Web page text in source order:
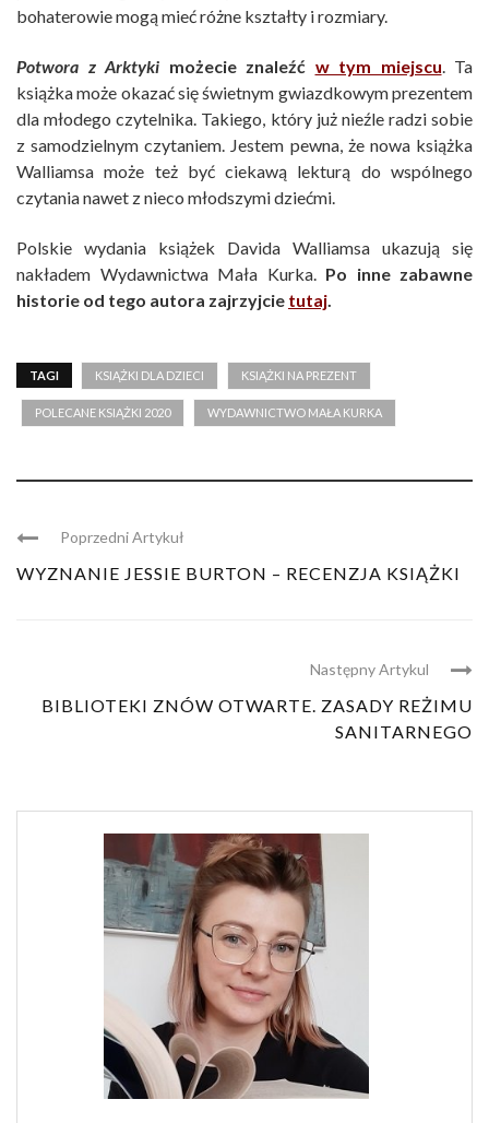
bohaterowie mogą mieć różne kształty i rozmiary.
Potwora z Arktyki możecie znaleźć w tym miejscu. Ta
książka może okazać się świetnym gwiazdkowym prezentem
dla młodego czytelnika. Takiego, który już nieźle radzi sobie
z samodzielnym czytaniem. Jestem pewna, że nowa książka
Walliamsa może też być ciekawą lekturą do wspólnego
czytania nawet z nieco młodszymi dziećmi.
Polskie wydania książek Davida Walliamsa ukazują się
nakładem Wydawnictwa Mała Kurka. Po inne zabawne
historie od tego autora zajrzyjcie tutaj.
TAGI KSIĄŻKI DLA DZIECI KSIĄŻKI NA PREZENT
POLECANE KSIĄŻKI 2020 WYDAWNICTWO MAŁA KURKA
Poprzedni Artykuł
WYZNANIE JESSIE BURTON – RECENZJA KSIĄŻKI
Następny Artykul
BIBLIOTEKI ZNÓW OTWARTE. ZASADY REŻIMU
SANITARNEGO